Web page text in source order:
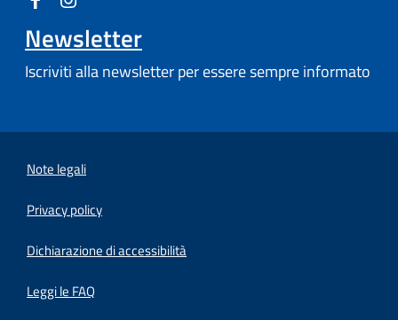
Newsletter
Iscriviti alla newsletter per essere sempre informato
Note legali
Privacy policy
Dichiarazione di accessibilità
Leggi le FAQ